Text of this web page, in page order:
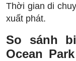
Thời gian di
xuất phát.
So sánh
Ocean